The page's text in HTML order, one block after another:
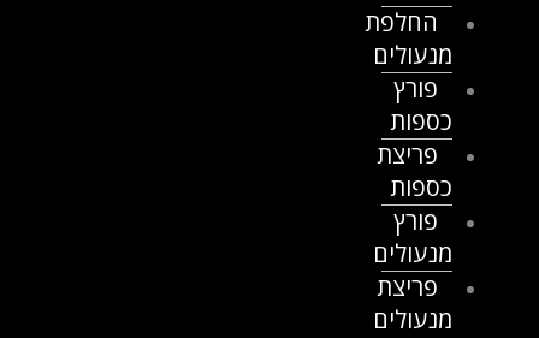
החלפת
מנעולים
פורץ
כספות
פריצת
כספות
פורץ
מנעולים
פריצת
מנעולים